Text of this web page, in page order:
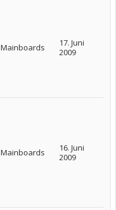
Mainboards
17. Juni
2009
Mainboards
16. Juni
2009